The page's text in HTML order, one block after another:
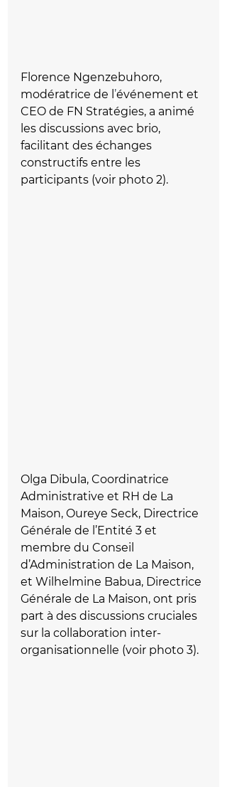
Florence Ngenzebuhoro,
modératrice de l ’événement et
CEO de FN Stratégies, a animé
les discussions avec brio,
facilitant des échanges
constructifs entre les
participants (voir photo 2).
Olga Dibula, Coordinatrice
Administrative et RH de La
Maison, Oureye Seck, Directrice
Générale de l’Entité 3 et
membre du Conseil
d’Administration de La Maison,
et Wilhelmine Babua, Directrice
Générale de La Maison, ont pris
part à des discussions cruciales
sur la collaboration inter-
organisationnelle (voir photo 3).